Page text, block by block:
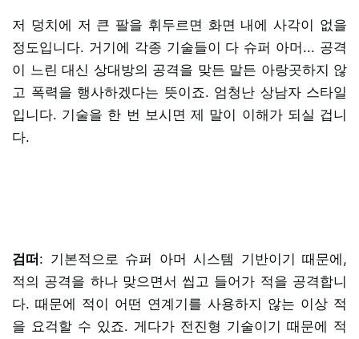
저 덩치에 저 큰 팔을 휘두르면 화면 내에 사각이 없을
정도입니다. 거기에 각종 기술들이 다 슈퍼 아머... 공격
이 느린 대신 상대방의 공격을 맞든 말든 아랑곳하지 않
고 폭력을 행사하겠다는 뜻이죠. 엄청난 상남자 스타일
입니다. 기술을 한 번 보시면 제 말이 이해가 되실 겁니
다.
검떠: 기본적으로 슈퍼 아머 시스템 기반이기 때문에,
적의 공격을 하나 맞으면서 씹고 들어가 적을 공격합니
다. 때문에 적이 어떤 연계기를 사용하지 않는 이상 적
을 요걱할 수 있죠. 게다가 전진형 기술이기 때문에 적